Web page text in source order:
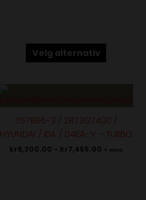
Velg alternativ
757886-3 / 2823127400 /
HYUNDAI / KIA / D4EA-V – TURBO
kr6,300.00 - kr7,455.00 + mva
Dette
flere
varianter.